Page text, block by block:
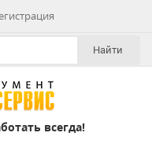
Найти
всегда!